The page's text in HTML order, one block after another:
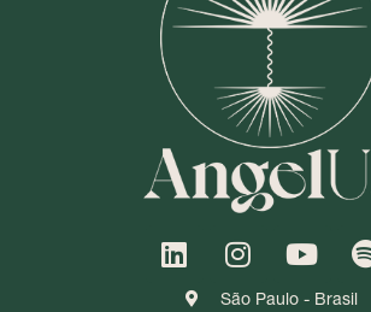
São Paulo - Brasil